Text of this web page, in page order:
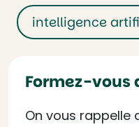
intelligence
Formez-vous
On vous rappelle